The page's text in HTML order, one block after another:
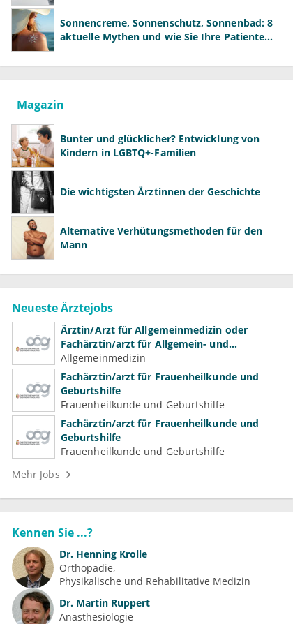
Sonnencreme, Sonnenschutz, Sonnenbad: 8
aktuelle Mythen und wie Sie Ihre Patienten
Magazin
Bunter und glücklicher? Entwicklung von
Kindern in LGBTQ+-Familien
Die wichtigsten Ärztinnen der Geschichte
Alternative Verhütungsmethoden für den
Mann
Neueste Ärztejobs
Ärztin/Arzt für Allgemeinmedizin oder
Fachärztin/arzt für Allgemein- und
Familienmedizin für Psychiatrie und
Psychotherapeutische Medizin
Allgemeinmedizin
Fachärztin/arzt für Frauenheilkunde und
Geburtshilfe
Frauenheilkunde und Geburtshilfe
Fachärztin/arzt für Frauenheilkunde und
Geburtshilfe
Frauenheilkunde und Geburtshilfe
Mehr Jobs
Kennen Sie ...?
Dr. Henning Krolle
Orthopädie
Physikalische und Rehabilitative Medizin
Dr. Martin Ruppert
Anästhesiologie